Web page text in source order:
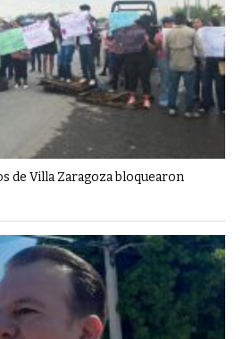
de Villa Zaragoza bloquearon